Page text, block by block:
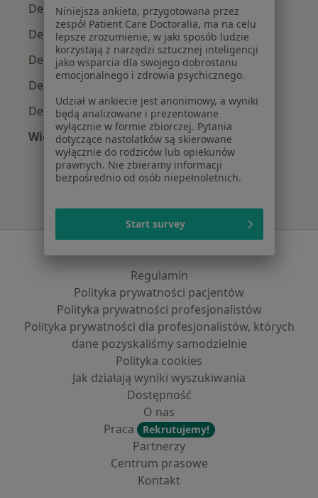
Dermatolodzy z Allianz w Krakowie
Dermatolodzy z Signal Iduna w Krakowie
Dermatolodzy z JP MEDICA w Krakowie
Dermatolodzy z TU Zdrowie w Krakowie
Dermatolodzy z Świat Zdrowia w Krakowie
Więcej (5)
Więcej w kategorii: Najpopularniejsze
Regulamin
Polityka prywatności pacjentów
Polityka prywatności profesjonalistów
Polityka prywatności dla profesjonalistów, których
dane pozyskaliśmy samodzielnie
Polityka cookies
Jak działają wyniki wyszukiwania
Dostępność
O nas
Praca
Rekrutujemy!
Partnerzy
Centrum prasowe
Kontakt
Niniejsza ankieta, przygotowana przez
zespół Patient Care Doctoralia, ma na celu
lepsze zrozumienie, w jaki sposób ludzie
korzystają z narzędzi sztucznej inteligencji
jako wsparcia dla swojego dobrostanu
emocjonalnego i zdrowia psychicznego.
Udział w ankiecie jest anonimowy, a wyniki
będą analizowane i prezentowane
wyłącznie w formie zbiorczej. Pytania
dotyczące nastolatków są skierowane
wyłącznie do rodziców lub opiekunów
prawnych. Nie zbieramy informacji
bezpośrednio od osób niepełnoletnich.
Start survey